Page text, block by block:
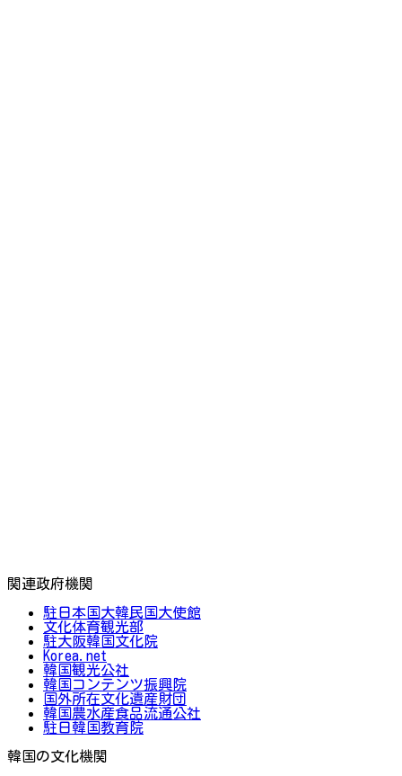
関連政府機関
駐日本国大韓民国大使館
文化体育観光部
駐大阪韓国文化院
Korea.net
韓国観光公社
韓国コンテンツ振興院
国外所在文化遺産財団
韓国農水産食品流通公社
駐日韓国教育院
韓国の文化機関